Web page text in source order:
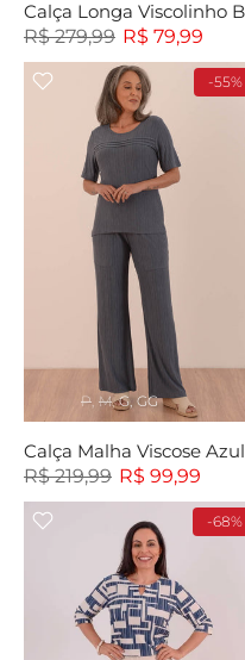
R$ 279,99 R$ 79,99
-55%
P M G GG
Calça Malha Viscose Azul
R$ 219,99 R$ 99,99
-68%